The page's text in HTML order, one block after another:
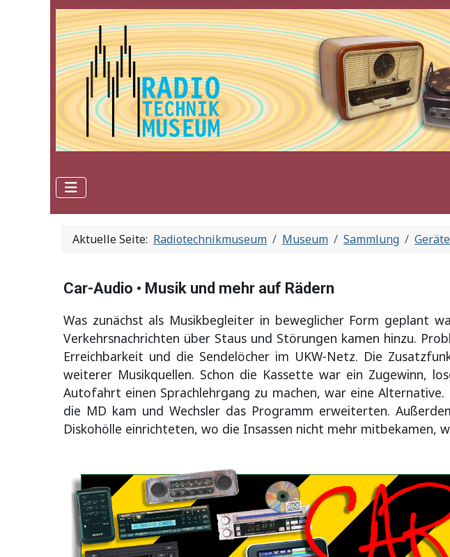
Aktuelle Seite: Radiotechnikmuseum Museum Sammlung
Car-Audio • Musik und mehr auf Rädern
Was zunächst als Musikbegleiter in beweglicher Form geplant
Verkehrsnachrichten über Staus und Störungen kamen hinzu.
Erreichbarkeit und die Sendelöcher im UKW-Netz. Die
weiterer Musikquellen. Schon die Kassette war ein Zugewinn,
Autofahrt einen Sprachlehrgang zu machen, war eine
die MD kam und Wechsler das Programm erweiterten.
Diskohölle einrichteten, wo die Insassen nicht mehr mitbekamen,